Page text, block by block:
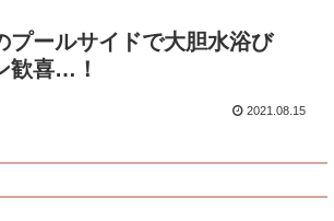
プールサイドで大胆水浴び
歓喜…！
2021.08.15